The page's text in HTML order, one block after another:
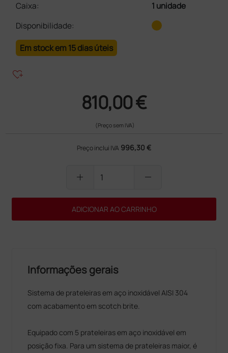
Caixa:
1 unidade
Disponibilidade:
Em stock em 15 dias úteis
heart_plus
810,00 €
(Preço sem IVA)
Preço inclui IVA 996,30 €
add remove
ADICIONAR AO CARRINHO
Informações gerais
Sistema de prateleiras em aço inoxidável AISI 304
com acabamento em scotch brite.
Equipado com 5 prateleiras em aço inoxidável em
posição fixa. Para um sistema de prateleiras maior, é